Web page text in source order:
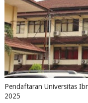
Pendaftaran Universitas
2025